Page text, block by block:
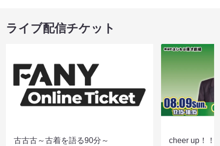
ライブ配信チケット
古古古～古着を語る90分～
cheer up！